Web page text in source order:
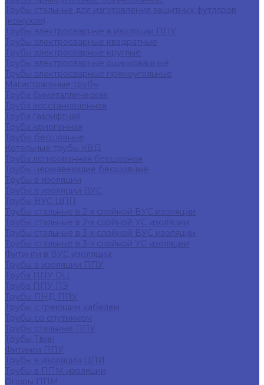
Трубы стальные для изготовления защитных футляров
(кожухов)
Трубы электросварные в изоляции ППУ
Трубы электросварные квадратные
Трубы электросварные круглые
Трубы электросварные оцинкованные
Трубы электросварные прямоугольные
Магистральные трубы
Труба биметаллическая
Труба восстановленная
Труба газлифтная
Труба криогенная
Трубы бесшовные
Котельные трубы КВД
Труба легированная бесшовная
Трубы нержавеющие бесшовные
Трубы в изоляции
Трубы в изоляции ВУС
Трубы ВУС ЦПП
Трубы стальные в 2-х слойной ВУС изоляции
Трубы стальные в 2-х слойной УС изоляции
Трубы стальные в 3-х слойной ВУС изоляции
Трубы стальные в 3-х слойной УС изоляции
Фитинги в ВУС изоляции
Трубы в изоляции ППУ
Труба ППУ ОЦ
Труба ППУ ПЭ
Трубы ПНД ППУ
Трубы с греющим кабелем
Трубы со спутником
Трубы стальные ППУ
Трубы Твин
Фитинги ППУ
Трубы в изоляции ЦПИ
Трубы в ППМ изоляции
Опоры ППМ